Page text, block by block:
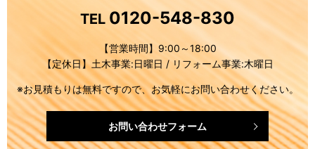
TEL 0120-548-830
【営業時間】9:00～18:00
【定休日】土木事業:日曜日 / リフォーム事業:木曜日
※お見積もりは無料ですので、お気軽にお問い合わせください。
お問い合わせフォーム